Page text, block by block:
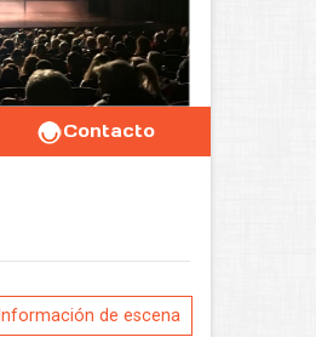
Contacto
Información de escena